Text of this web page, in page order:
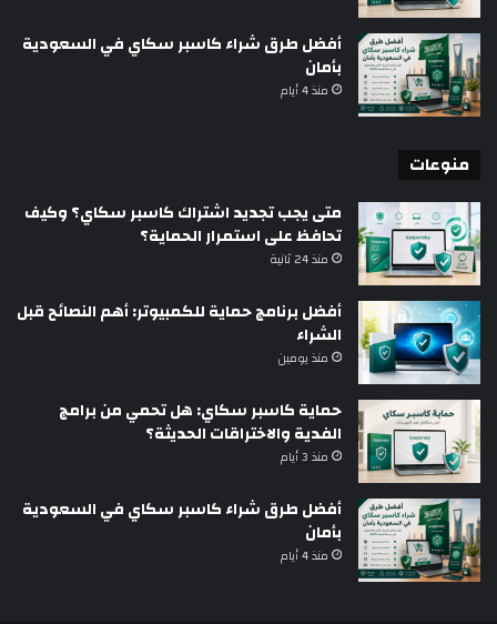
أفضل طرق شراء كاسبر سكاي في السعودية
بأمان
منذ 4 أيام
منوعات
متى يجب تجديد اشتراك كاسبر سكاي؟ وكيف
تحافظ على استمرار الحماية؟
منذ 24 ثانية
أفضل برنامج حماية للكمبيوتر: أهم النصائح قبل
الشراء
منذ يومين
حماية كاسبر سكاي: هل تحمي من برامج
الفدية والاختراقات الحديثة؟
منذ 3 أيام
أفضل طرق شراء كاسبر سكاي في السعودية
بأمان
منذ 4 أيام